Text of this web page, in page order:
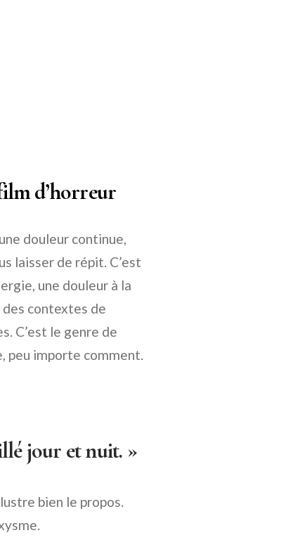
d’horreur
douleur continue,
laisser de répit. C’est
une douleur à la
des contextes de
C’est le genre de
peu importe comment.
jour et nuit. »
bien le propos.